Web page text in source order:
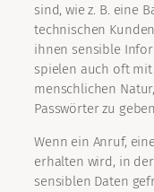
sind, wie z. B. eine
technischen
ihnen sensible
spielen auch oft
menschlichen
Passwörter zu
Wenn ein Anruf,
erhalten wird, in
sensiblen Daten